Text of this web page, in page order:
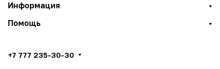
Информация
Помощь
+7 777 235-30-30